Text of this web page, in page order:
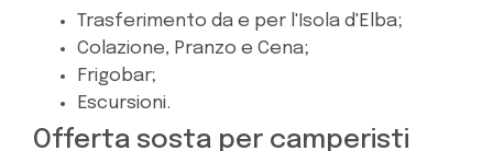
Trasferimento da e per l'Isola d'Elba;
Colazione, Pranzo e Cena;
Frigobar;
Escursioni.
Offerta sosta per camperisti